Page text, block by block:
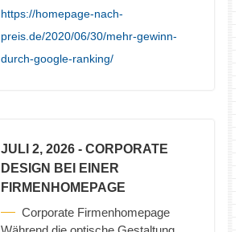
https://homepage-nach-
preis.de/2020/06/30/mehr-gewinn-
durch-google-ranking/
JULI 2, 2026 - CORPORATE
DESIGN BEI EINER
FIRMENHOMEPAGE
Corporate Firmenhomepage